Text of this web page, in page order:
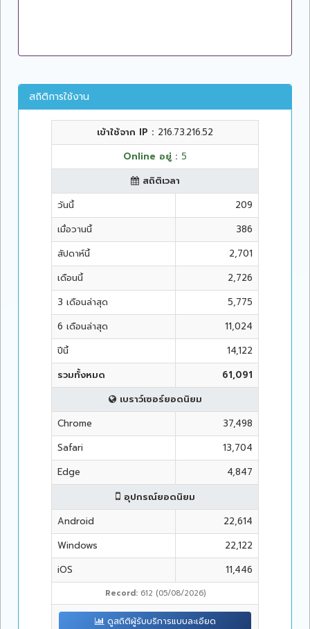
สถิติการใช้งาน
เข้าใช้จาก IP : 216.73.216.52
Online อยู่ : 5
สถิติเวลา
วันนี้
209
เมื่อวานนี้
386
สัปดาห์นี้
2,701
เดือนนี้
2,726
3 เดือนล่าสุด
5,775
6 เดือนล่าสุด
11,024
ปีนี้
14,122
รวมทั้งหมด
61,091
เบราว์เซอร์ยอดนิยม
Chrome
37,498
Safari
13,704
Edge
4,847
อุปกรณ์ยอดนิยม
Android
22,614
Windows
22,122
iOS
11,446
Record:612 (05/08/2026)
ดูสถิติผู้รับบริการแบบละเอียด